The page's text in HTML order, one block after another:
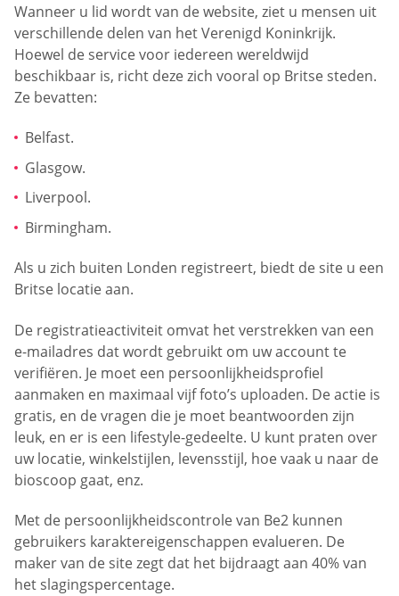
Wanneer u lid wordt van de website, ziet u mensen uit
verschillende delen van het Verenigd Koninkrijk.
Hoewel de service voor iedereen wereldwijd
beschikbaar is, richt deze zich vooral op Britse steden.
Ze bevatten:
Belfast.
Glasgow.
Liverpool.
Birmingham.
Als u zich buiten Londen registreert, biedt de site u een
Britse locatie aan.
De registratieactiviteit omvat het verstrekken van een
e-mailadres dat wordt gebruikt om uw account te
verifiëren. Je moet een persoonlijkheidsprofiel
aanmaken en maximaal vijf foto’s uploaden. De actie is
gratis, en de vragen die je moet beantwoorden zijn
leuk, en er is een lifestyle-gedeelte. U kunt praten over
uw locatie, winkelstijlen, levensstijl, hoe vaak u naar de
bioscoop gaat, enz.
Met de persoonlijkheidscontrole van Be2 kunnen
gebruikers karaktereigenschappen evalueren. De
maker van de site zegt dat het bijdraagt aan 40% van
het slagingspercentage.